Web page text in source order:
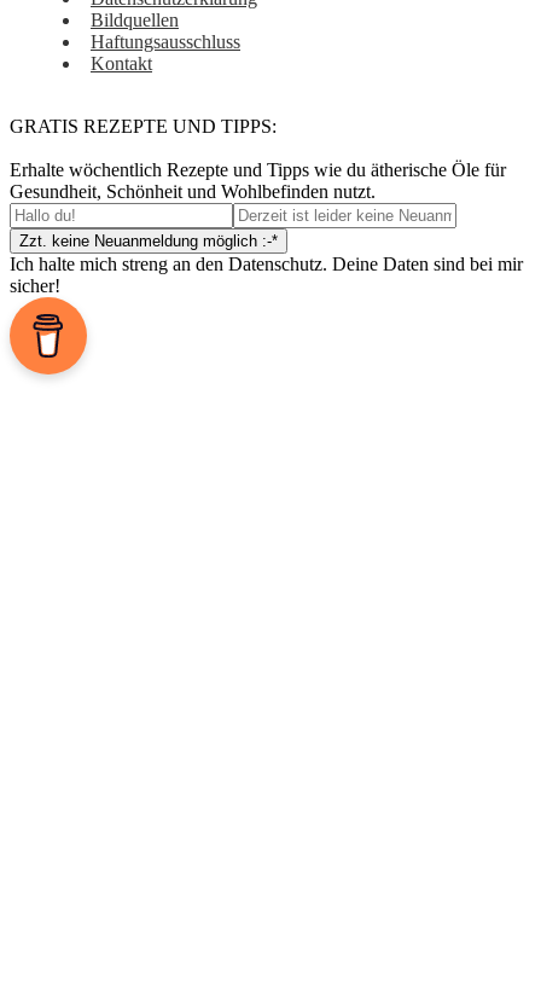
Bildquellen
Haftungsausschluss
Kontakt
GRATIS REZEPTE UND TIPPS:
Erhalte wöchentlich Rezepte und Tipps wie du ätherische Öle für
Gesundheit, Schönheit und Wohlbefinden nutzt.
Ich halte mich streng an den Datenschutz. Deine Daten sind bei mir
sicher!